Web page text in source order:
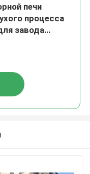
печи
процесса
завода